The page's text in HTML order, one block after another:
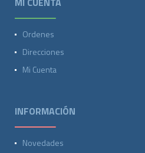
Ordenes
Direcciones
Mi Cuenta
INFORMACIÓN
Novedades